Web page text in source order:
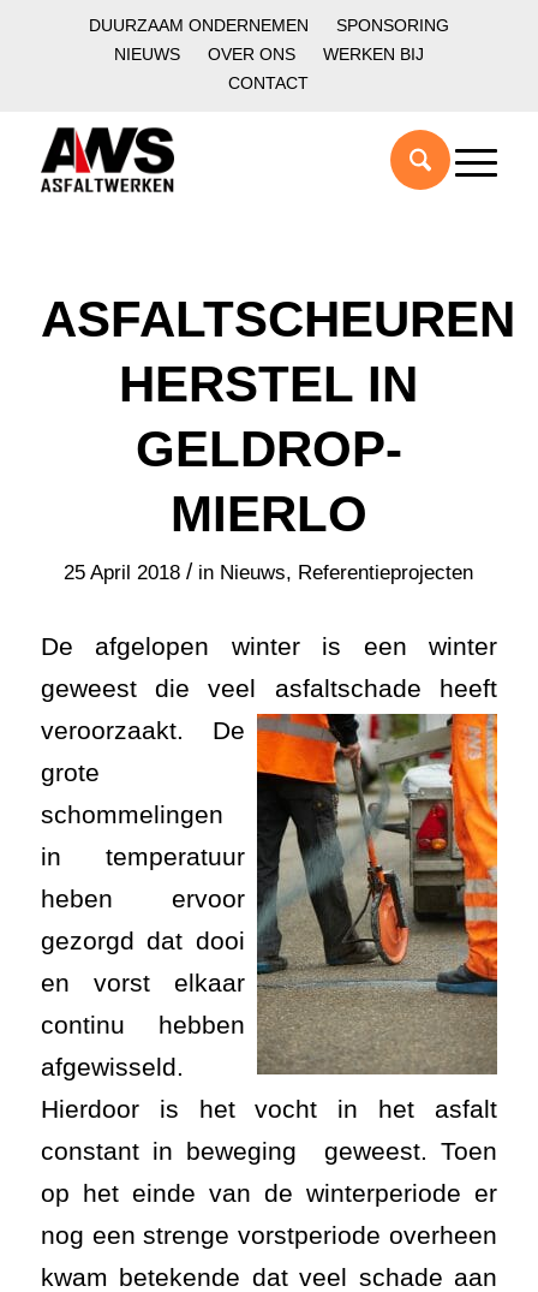
DUURZAAM ONDERNEMEN
SPONSORING
NIEUWS
OVER ONS
WERKEN BIJ
CONTACT
ASFALTSCHEUREN
HERSTEL IN
GELDROP-
MIERLO
25 April 2018 / in Nieuws, Referentieprojecten
De afgelopen winter is een winter
geweest die veel asfaltschade heeft
veroorzaakt. De
grote
schommelingen
in temperatuur
heben ervoor
gezorgd dat dooi
en vorst elkaar
continu hebben
afgewisseld.
Hierdoor is het vocht in het asfalt
constant in beweging geweest. Toen
op het einde van de winterperiode er
nog een strenge vorstperiode overheen
kwam betekende dat veel schade aan